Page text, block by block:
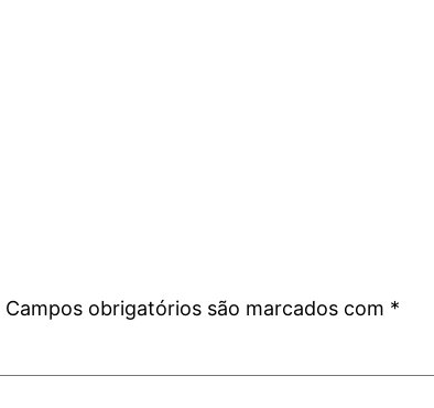
Campos obrigatórios são marcados com *